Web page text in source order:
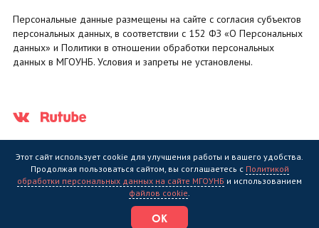
Персональные данные размещены на сайте с согласия субъектов
персональных данных, в соответствии с 152 ФЗ «О Персональных
данных» и Политики в отношении обработки персональных
данных в МГОУНБ. Условия и запреты не установлены.
Государственное областное бюджетное учреждение культуры
библиотека" (МГОУНБ) © 2006 - 2026
Этот сайт использует cookie для улучшения работы и вашего удобства.
Продолжая пользоваться сайтом, вы соглашаетесь с Политикой
обработки персональных данных на сайте МГОУНБ и использованием
файлов cookie.
ОК